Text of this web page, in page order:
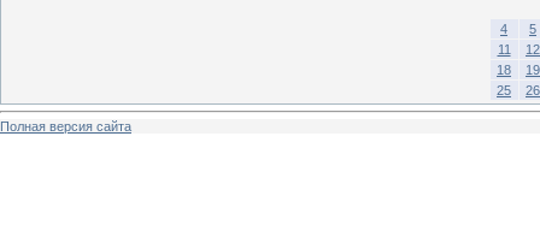
4
5
11
12
18
19
25
26
Полная версия сайта